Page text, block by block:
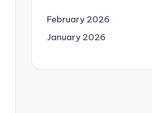
February 2026
January 2026